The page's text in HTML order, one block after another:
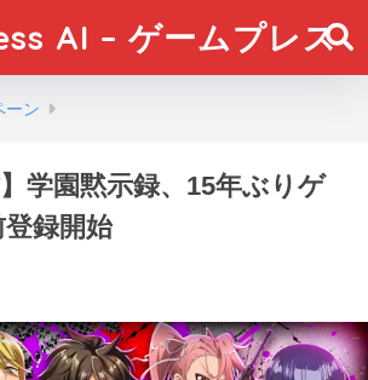
AI – ゲームプレス
ーン
】学園黙示録、15年ぶりゲ
録開始